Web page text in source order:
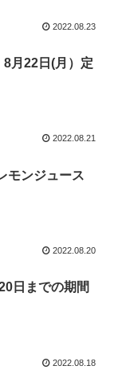
2022.08.23
月22日(月）定
2022.08.21
モンジュース
2022.08.20
日までの期間
2022.08.18